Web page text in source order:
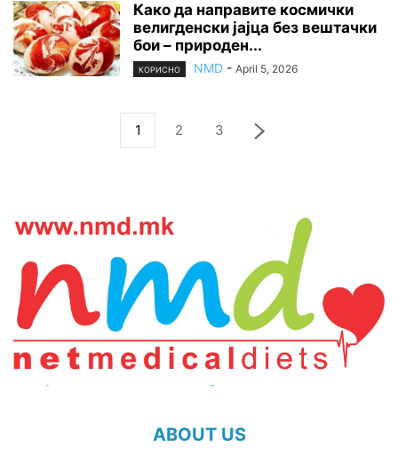
Како да направите космички
велигденски јајца без вештачки
бои – природен...
КОРИСНО NMD - April 5, 2026
1 2 3
ABOUT US